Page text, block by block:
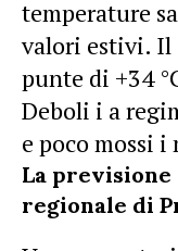
temperature
valori estivi. Il
punte di +34
Deboli i a
e poco mossi i
La
regionale di